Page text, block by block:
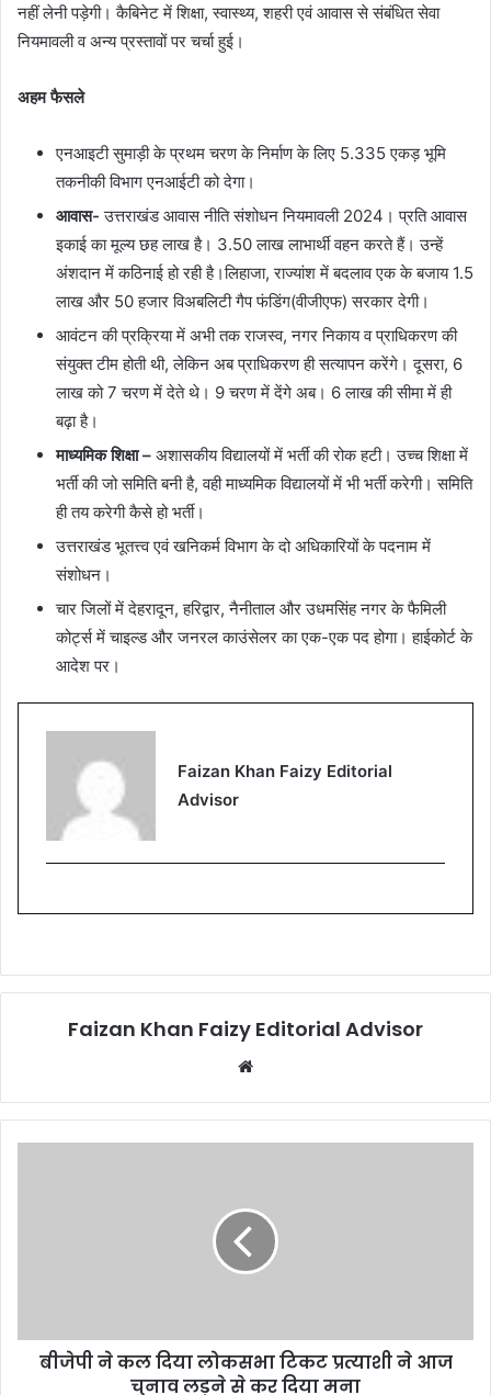
नहीं लेनी पड़ेगी। कैबिनेट में शिक्षा, स्वास्थ्य, शहरी एवं आवास से संबंधित सेवा
नियमावली व अन्य प्रस्तावों पर चर्चा हुई।
अहम फैसले
एनआइटी सुमाड़ी के प्रथम चरण के निर्माण के लिए 5.335 एकड़ भूमि
तकनीकी विभाग एनआईटी को देगा।
आवास- उत्तराखंड आवास नीति संशोधन नियमावली 2024। प्रति आवास
इकाई का मूल्य छह लाख है। 3.50 लाख लाभार्थी वहन करते हैं। उन्हें
अंशदान में कठिनाई हो रही है।लिहाजा, राज्यांश में बदलाव एक के बजाय 1.5
लाख और 50 हजार विअबलिटी गैप फंडिंग(वीजीएफ) सरकार देगी।
आवंटन की प्रक्रिया में अभी तक राजस्व, नगर निकाय व प्राधिकरण की
संयुक्त टीम होती थी, लेकिन अब प्राधिकरण ही सत्यापन करेंगे। दूसरा, 6
लाख को 7 चरण में देते थे। 9 चरण में देंगे अब। 6 लाख की सीमा में ही
बढ़ा है।
माध्यमिक शिक्षा – अशासकीय विद्यालयों में भर्ती की रोक हटी। उच्च शिक्षा में
भर्ती की जो समिति बनी है, वही माध्यमिक विद्यालयों में भी भर्ती करेगी। समिति
ही तय करेगी कैसे हो भर्ती।
उत्तराखंड भूतत्त्व एवं खनिकर्म विभाग के दो अधिकारियों के पदनाम में
संशोधन।
चार जिलों में देहरादून, हरिद्वार, नैनीताल और उधमसिंह नगर के फैमिली
कोर्ट्स में चाइल्ड और जनरल काउंसेलर का एक-एक पद होगा। हाईकोर्ट के
आदेश पर।
Faizan Khan Faizy Editorial
Advisor
Faizan Khan Faizy Editorial Advisor
b
s
e
बीजेपी ने कल दिया लोकसभा टिकट प्रत्याशी ने आज
चुनाव लड़ने से कर दिया मना